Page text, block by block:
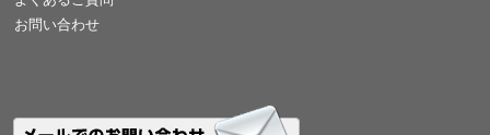
お問い合わせ